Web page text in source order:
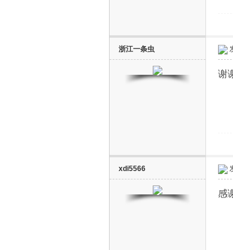
浙江一条虫
谢
xdi5566
感